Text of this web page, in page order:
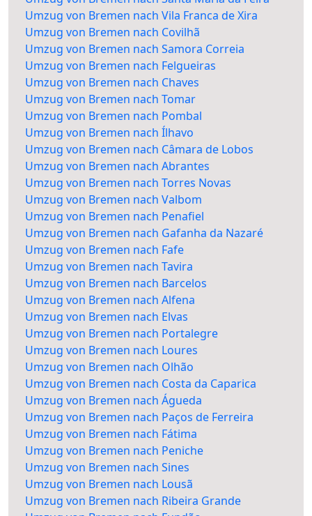
Umzug von Bremen nach Vila Franca de Xira
Umzug von Bremen nach Covilhã
Umzug von Bremen nach Samora Correia
Umzug von Bremen nach Felgueiras
Umzug von Bremen nach Chaves
Umzug von Bremen nach Tomar
Umzug von Bremen nach Pombal
Umzug von Bremen nach Ílhavo
Umzug von Bremen nach Câmara de Lobos
Umzug von Bremen nach Abrantes
Umzug von Bremen nach Torres Novas
Umzug von Bremen nach Valbom
Umzug von Bremen nach Penafiel
Umzug von Bremen nach Gafanha da Nazaré
Umzug von Bremen nach Fafe
Umzug von Bremen nach Tavira
Umzug von Bremen nach Barcelos
Umzug von Bremen nach Alfena
Umzug von Bremen nach Elvas
Umzug von Bremen nach Portalegre
Umzug von Bremen nach Loures
Umzug von Bremen nach Olhão
Umzug von Bremen nach Costa da Caparica
Umzug von Bremen nach Águeda
Umzug von Bremen nach Paços de Ferreira
Umzug von Bremen nach Fátima
Umzug von Bremen nach Peniche
Umzug von Bremen nach Sines
Umzug von Bremen nach Lousã
Umzug von Bremen nach Ribeira Grande